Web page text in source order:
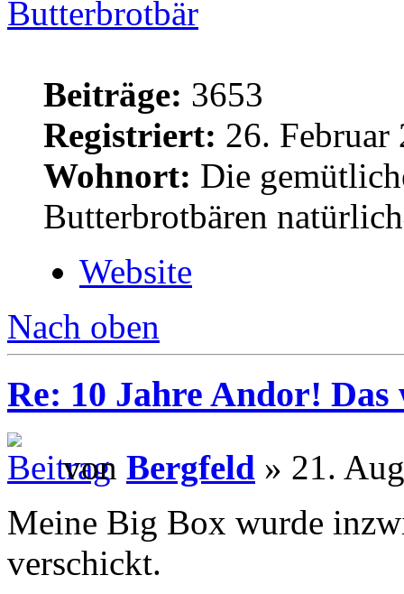
Butterbrotbär
Beiträge: 3653
Registriert: 26. Februar
Wohnort: Die
Butterbrotbären
Website
Nach oben
Re: 10 Jahre Andor!
von Bergfeld » 21.
Meine Big Box wurde
verschickt.